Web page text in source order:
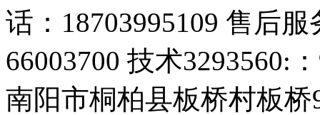
话：18703995109 售后
66003700 技术3293560:
南阳市桐柏县板桥村板桥